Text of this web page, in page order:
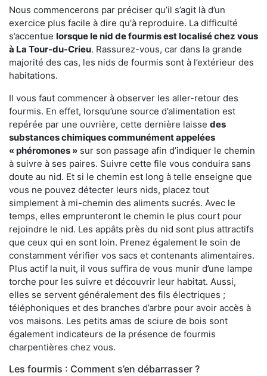
Nous commencerons par préciser qu’il s’agit là d’un
exercice plus facile à dire qu'à reproduire. La difficulté
s’accentue lorsque le nid de fourmis est localisé chez vous
à La Tour-du-Crieu. Rassurez-vous, car dans la grande
majorité des cas, les nids de fourmis sont à l’extérieur des
habitations.
Il vous faut commencer à observer les aller-retour des
fourmis. En effet, lorsqu’une source d’alimentation est
repérée par une ouvrière, cette dernière laisse des
substances chimiques communément appelées
« phéromones » sur son passage afin d’indiquer le chemin
à suivre à ses paires. Suivre cette file vous conduira sans
doute au nid. Et si le chemin est long à telle enseigne que
vous ne pouvez détecter leurs nids, placez tout
simplement à mi-chemin des aliments sucrés. Avec le
temps, elles emprunteront le chemin le plus court pour
rejoindre le nid. Les appâts près du nid sont plus attractifs
que ceux qui en sont loin. Prenez également le soin de
constamment vérifier vos sacs et contenants alimentaires.
Plus actif la nuit, il vous suffira de vous munir d’une lampe
torche pour les suivre et découvrir leur habitat. Aussi,
elles se servent généralement des fils électriques ;
téléphoniques et des branches d’arbre pour avoir accès à
vos maisons. Les petits amas de sciure de bois sont
également indicateurs de la présence de fourmis
charpentières chez vous.
Les fourmis : Comment s’en débarrasser ?